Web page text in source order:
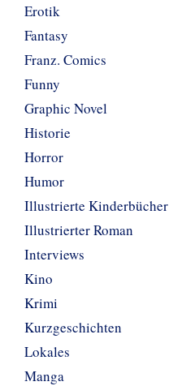
Erotik
Fantasy
Franz. Comics
Funny
Graphic Novel
Historie
Horror
Humor
Illustrierte Kinderbücher
Illustrierter Roman
Interviews
Kino
Krimi
Kurzgeschichten
Lokales
Manga